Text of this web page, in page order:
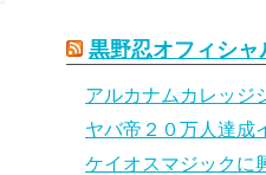
黒野忍オフィシャ
アルカナムカレッジ
ヤバ帝２０万人達成
ケイオスマジックに